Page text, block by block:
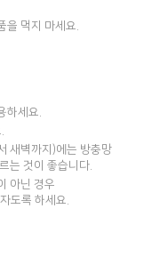
을 먹지 마세요.
하세요.
새벽까지)에는 방충망
는 것이 좋습니다.
아닌 경우
도록 하세요.